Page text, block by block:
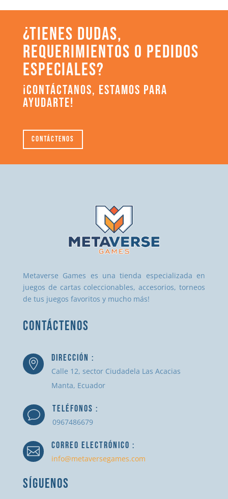
¿TIENES DUDAS,
REQUERIMIENTOS O PEDIDOS
ESPECIALES?
¡CONTÁCTANOS, ESTAMOS PARA
AYUDARTE!
Contáctenos
Metaverse Games es una tienda especializada en
juegos de cartas coleccionables, accesorios, torneos
de tus juegos favoritos y mucho más!
CONTÁCTENOS
 DIRECCIÓN :
Calle 12, sector Ciudadela Las Acacias
Manta, Ecuador
v TELÉFONOS :
0967486679
 CORREO ELECTRÓNICO :
info@metaversegames.com
SÍGUENOS